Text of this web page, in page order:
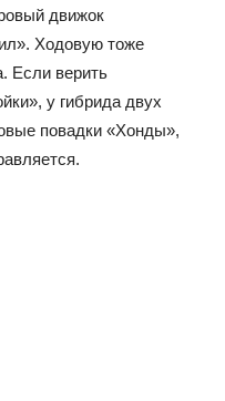
движок
Ходовую тоже
Если верить
у гибрида двух
повадки «Хонды»,